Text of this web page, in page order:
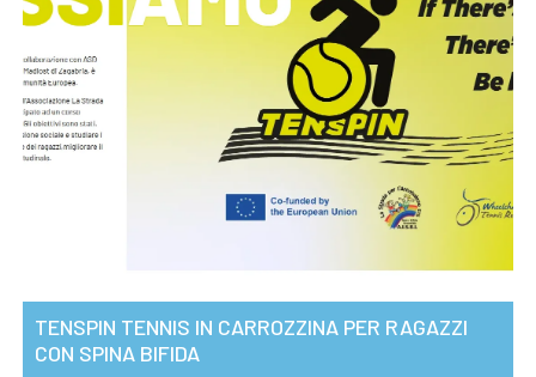
TENSPIN TENNIS IN CARROZZINA PER RAGAZZI
CON SPINA BIFIDA